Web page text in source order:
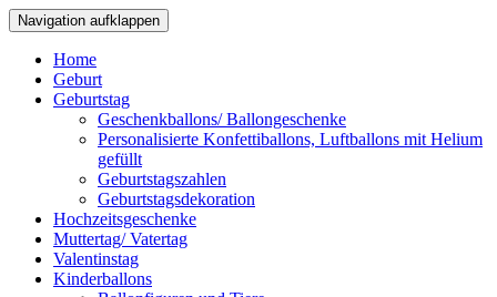
Navigation aufklappen
Home
Geburt
Geburtstag
Geschenkballons/ Ballongeschenke
Personalisierte Konfettiballons, Luftballons mit Helium
gefüllt
Geburtstagszahlen
Geburtstagsdekoration
Hochzeitsgeschenke
Muttertag/ Vatertag
Valentinstag
Kinderballons